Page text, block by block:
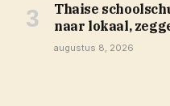
Thaise
naar lokaal,
augustus 8, 2026